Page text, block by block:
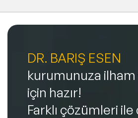
DR. BARIŞ ESEN
kurumunuza
için hazır!
Farklı çözümleri